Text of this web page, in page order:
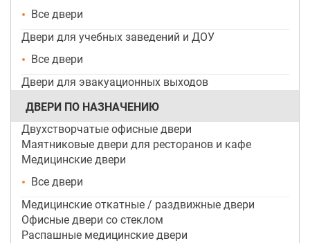
Все двери
Двери для учебных заведений и ДОУ
Все двери
Двери для эвакуационных выходов
ДВЕРИ ПО НАЗНАЧЕНИЮ
Двухстворчатые офисные двери
Маятниковые двери для ресторанов и кафе
Медицинские двери
Все двери
Медицинские откатные / раздвижные двери
Офисные двери со стеклом
Распашные медицинские двери